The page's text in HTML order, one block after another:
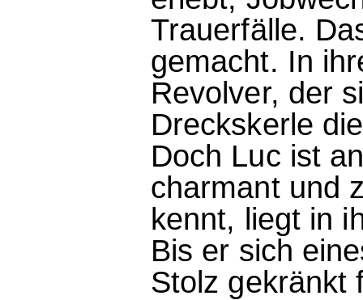
Trauerfälle.
gemacht. In
Revolver, der
Dreckskerle
Doch Luc ist
charmant und
kennt, liegt in
Bis er sich
Stolz gekränkt